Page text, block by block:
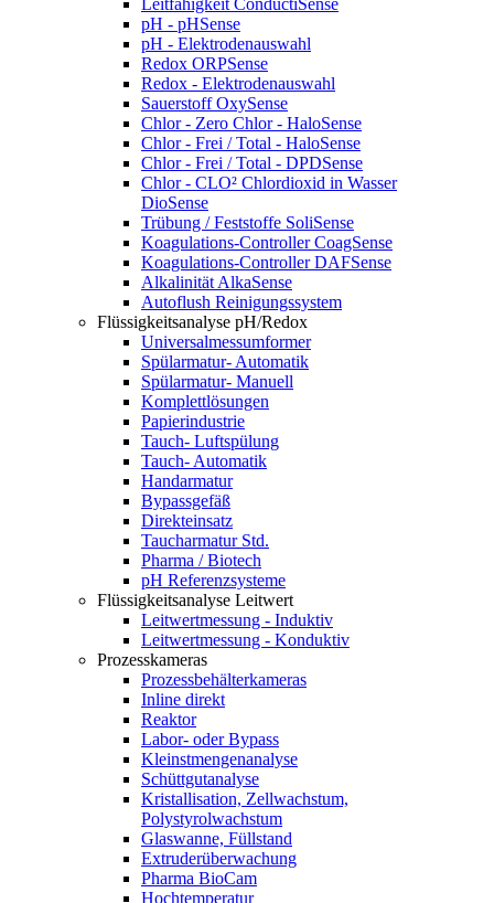
Leitfähigkeit ConductiSense
pH - pHSense
pH - Elektrodenauswahl
Redox ORPSense
Redox - Elektrodenauswahl
Sauerstoff OxySense
Chlor - Zero Chlor - HaloSense
Chlor - Frei / Total - HaloSense
Chlor - Frei / Total - DPDSense
Chlor - CLO² Chlordioxid in Wasser
DioSense
Trübung / Feststoffe SoliSense
Koagulations-Controller CoagSense
Koagulations-Controller DAFSense
Alkalinität AlkaSense
Autoflush Reinigungssystem
Flüssigkeitsanalyse pH/Redox
Universalmessumformer
Spülarmatur- Automatik
Spülarmatur- Manuell
Komplettlösungen
Papierindustrie
Tauch- Luftspülung
Tauch- Automatik
Handarmatur
Bypassgefäß
Direkteinsatz
Taucharmatur Std.
Pharma / Biotech
pH Referenzsysteme
Flüssigkeitsanalyse Leitwert
Leitwertmessung - Induktiv
Leitwertmessung - Konduktiv
Prozesskameras
Prozessbehälterkameras
Inline direkt
Reaktor
Labor- oder Bypass
Kleinstmengenanalyse
Schüttgutanalyse
Kristallisation, Zellwachstum,
Polystyrolwachstum
Glaswanne, Füllstand
Extruderüberwachung
Pharma BioCam
Hochtemperatur